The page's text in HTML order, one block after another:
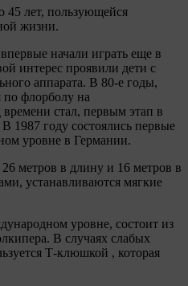
45 лет, пользующейся
жизни.
начали играть еще в
интерес проявили дети с
аппарата. В 80-е годы,
флорболу на
времени стал, первым этап в
1987 году состоялись первые
уровне в Германии.
метров в длину и 16 метров в
устанавливаются мягкие
уровне, состоит из
В случаях слабых
Т-клюшкой , которая